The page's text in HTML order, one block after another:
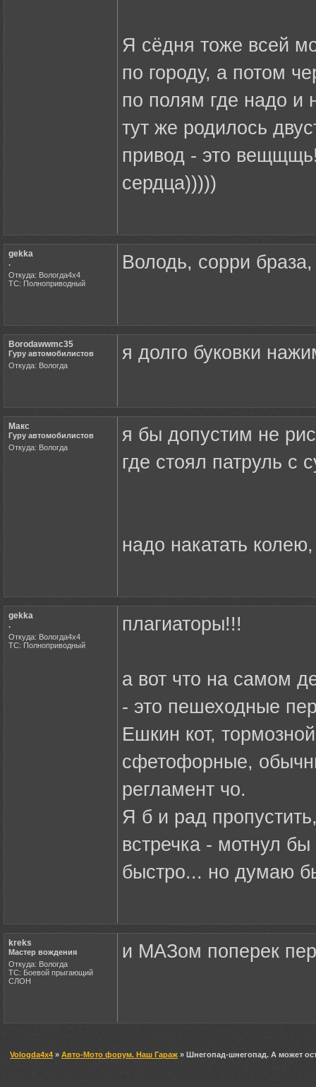
Я сёдня тоже всей
по городу, а потом
по полям где надо и
тут же родилось
привод - это
сердца)))))
gekka
.
Откуда: Вологда4х4
ТС: Полноприводный
Володь, сорри
Borodawwmc35
Гуру автомобилистов
Откуда: Вологда
я долго буковки
Макс
Гуру автомобилистов
Откуда: Вологда
я бы допустим не
где стоял патруль с
надо накатать
gekka
.
Откуда: Вологда4х4
ТС: Полноприводный
плагиаторы!!!
а вот что на самом
- это пешеходные
Ешкин кот,
сфетофорные,
регламент чо.
Я б и рад
встречка - мотнул
быстро... но думаю
kreks
Мастер вождения
Откуда: Вологда
ТС: Боевой прыгающий
СЛОН
и МАЗом поперек
Vologda4x4 » Авто-Мото форум. Наш Гараж » Шнегопад-шнегопад. А может